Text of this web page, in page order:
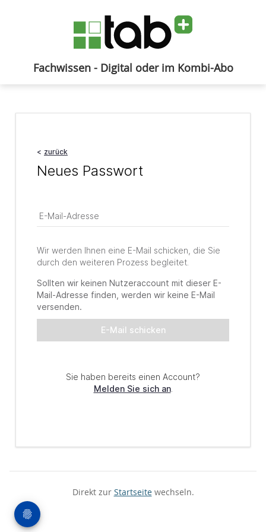
Fachwissen - Digital oder im Kombi-Abo
Direkt zur Startseitewechseln.